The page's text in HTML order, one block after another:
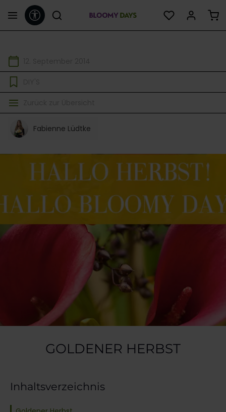
springenWerkzeugleiste anzeigen
Fabienne Lüdtke
GOLDENER HERBST
Inhaltsverzeichnis